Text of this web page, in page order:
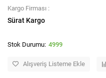
Kargo Firması :
Sürat Kargo
4999
Alışveriş Listeme Ekle